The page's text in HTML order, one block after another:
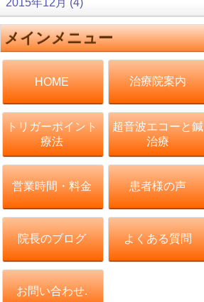
メインメニュー
HOME 治療院案内
トリガーポイント
療法
超音波エコーと鍼
治療
営業時間・料金 患者様の声
院長のブログ よくある質問
お問い合わせ.